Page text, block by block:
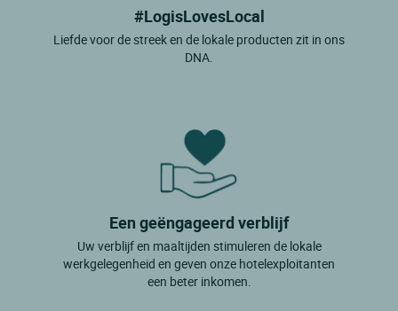
#LogisLovesLocal
Liefde voor de streek en de lokale producten zit in ons
DNA.
Een geëngageerd verblijf
Uw verblijf en maaltijden stimuleren de lokale
werkgelegenheid en geven onze hotelexploitanten
een beter inkomen.